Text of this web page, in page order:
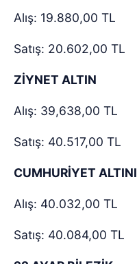
Alış: 19.880,00 TL
Satış: 20.602,00 TL
ZİYNET ALTIN
Alış: 39,638,00 TL
Satış: 40.517,00 TL
CUMHURİYET ALTINI
Alış: 40.032,00 TL
Satış: 40.084,00 TL